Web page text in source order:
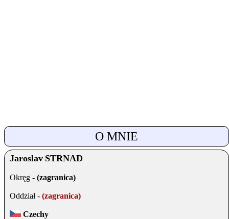
O MNIE
Jaroslav STRNAD
Okręg - (zagranica)
Oddział - (zagranica)
Czechy